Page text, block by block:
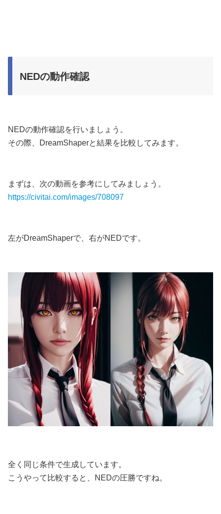
NEDの動作確認
NEDの動作確認を行いましょう。
その際、DreamShaperと結果を比較してみます。
まずは、次の動画を参考にしてみましょう。
https://civitai.com/images/708097
左がDreamShaperで、右がNEDです。
全く同じ条件で生成しています。
こうやって比較すると、NEDの圧勝ですね。